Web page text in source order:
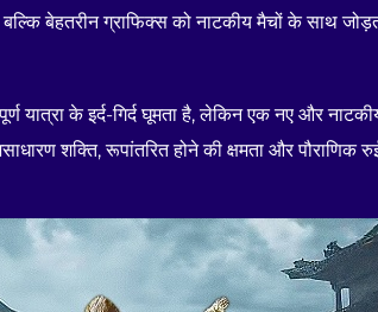
बेहतरीन ग्राफिक्स को नाटकीय मैचों के साथ
यात्रा के इर्द-गिर्द घूमता है, लेकिन एक नए और
शक्ति, रूपांतरित होने की क्षमता और